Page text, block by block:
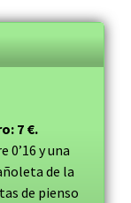
7 €.
0’16 y una
de la
de pienso